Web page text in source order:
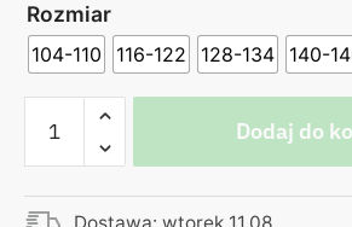
Rozmiar
104-110 116-122 128-134 140-
Koszulka
dziecięca
czarna
Dodaj do